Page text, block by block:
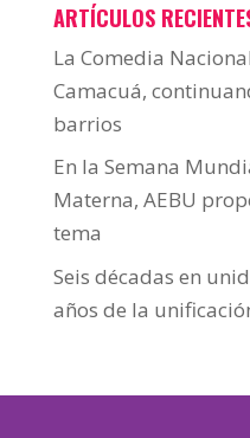
ARTÍCULOS
La Comedia
Camacuá,
barrios
En la Semana
Materna, AEBU
tema
Seis décadas en
años de la